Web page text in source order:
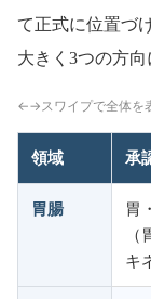
て正式に位置づ
大きく3つの方向
領域 承
胃腸
胃
キ